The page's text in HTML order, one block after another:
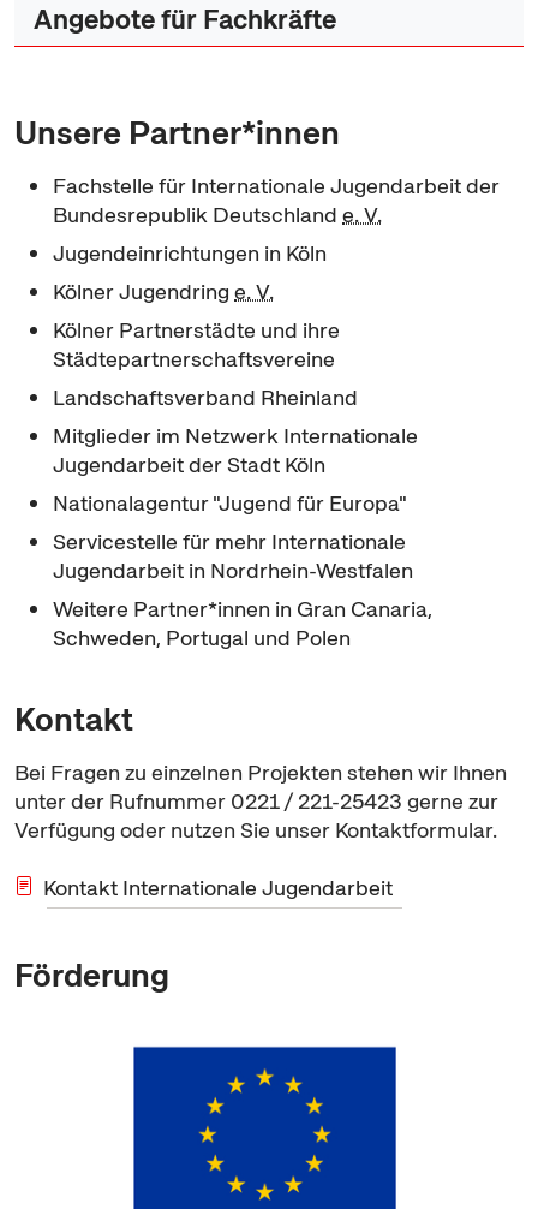
Angebote für Fachkräfte
Unsere Partner*innen
Fachstelle für Internationale Jugendarbeit der
Bundesrepublik Deutschland e. V.
Jugendeinrichtungen in Köln
Kölner Jugendring e. V.
Kölner Partnerstädte und ihre
Städtepartnerschaftsvereine
Landschaftsverband Rheinland
Mitglieder im Netzwerk Internationale
Jugendarbeit der Stadt Köln
Nationalagentur "Jugend für Europa"
Servicestelle für mehr Internationale
Jugendarbeit in Nordrhein-Westfalen
Weitere Partner*innen in Gran Canaria,
Schweden, Portugal und Polen
Kontakt
Bei Fragen zu einzelnen Projekten stehen wir Ihnen
unter der Rufnummer 0221 / 221-25423 gerne zur
Verfügung oder nutzen Sie unser Kontaktformular.
Kontakt Internationale Jugendarbeit
Förderung